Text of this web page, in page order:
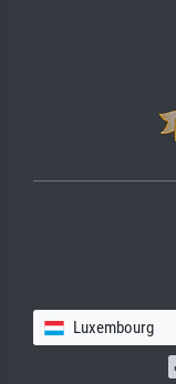
Luxembourg